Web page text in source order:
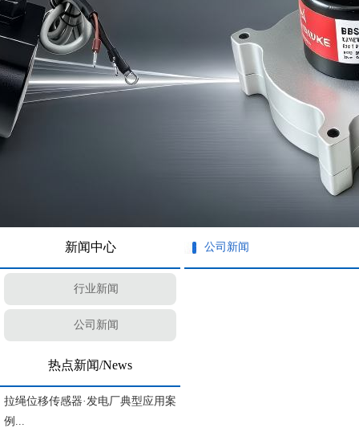
新闻中心
行业新闻
公司新闻
热点新闻/News
拉绳位移传感器·发电厂典型应用案
例...
公司新闻